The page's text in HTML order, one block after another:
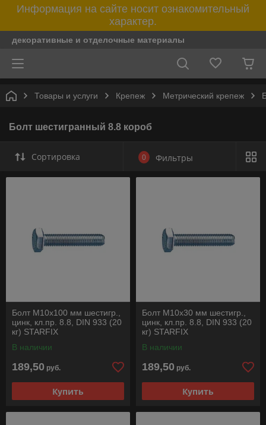
Информация на сайте носит ознакомительный
характер.
декоративные и отделочные материалы
Товары и услуги Крепеж Метрический крепеж
Болт шестигранный 8.8 короб
Сортировка 0 Фильтры
Болт М10х100 мм шестигр.,
цинк, кл.пр. 8.8, DIN 933 (20
кг) STARFIX
В наличии
189,50 руб.
Купить
Болт М10х30 мм шестигр.,
цинк, кл.пр. 8.8, DIN 933 (20
кг) STARFIX
В наличии
189,50 руб.
Купить